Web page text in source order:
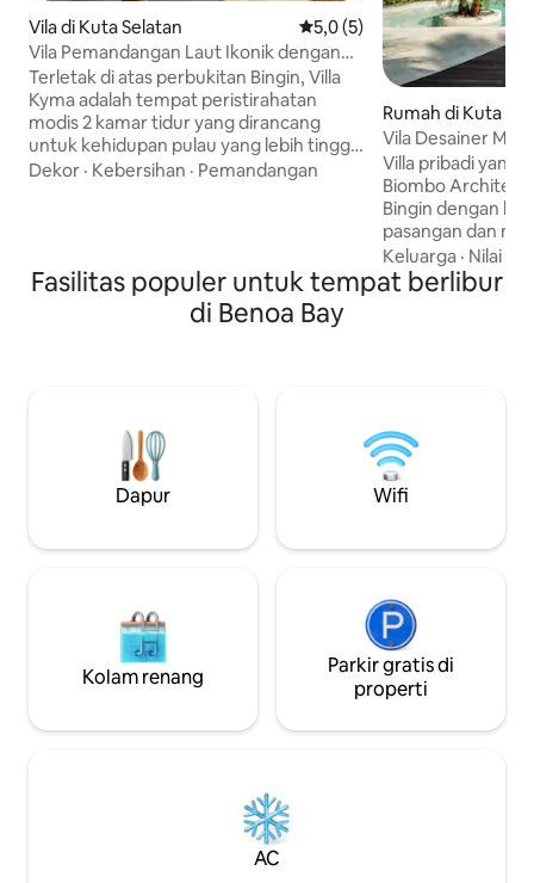
Vila di Kuta Selatan Nilai rata-rata 5,0 dari 5, 5
5,0 (5)
Vila Pemandangan Laut Ikonik dengan
Jacuzzi di Atap di Bingin
Terletak di atas perbukitan Bingin, Villa
Kyma adalah tempat peristirahatan
modis 2 kamar tidur yang dirancang
untuk kehidupan pulau yang lebih tinggi.
Bangunlah untuk menikmati
matahari terbenam di atas kepala. Hanya
beberapa menit dari pantai, kafe,
restoran, dan kelab pantai, tempat ini
Kawasan perumahan yang tenang
dengan suara lokal sesekali
Dekor · Kebersihan · Pemandangan
Rumah di Kuta
Vila Desainer
renang pribadi
Villa pribadi yang
Biombo
Bingin dengan
pasangan dan
Tempat yang
terasa seperti di
menawarkan
romantis dengan
Dipelihara secara
tempat tidur king-
dan tempat
Keluarga · Nilai
Fasilitas populer untuk tempat berlibur
di Benoa Bay
Dapur Wifi
Kolam renang
Parkir gratis di
properti
AC